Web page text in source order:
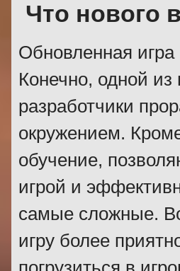
Что нового
Обновленная
Конечно, одной
разработчики
окружением.
обучение,
игрой и
самые сложные.
игру более